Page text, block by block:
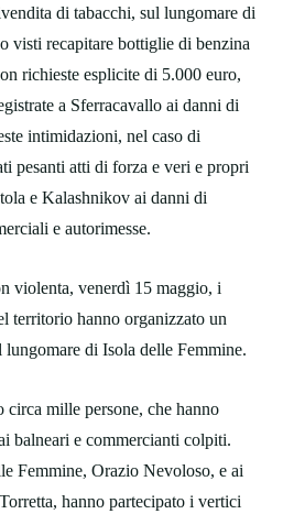
di tabacchi, sul lungomare di
visti recapitare bottiglie di benzina
richieste esplicite di 5.000 euro,
a Sferracavallo ai danni di
intimidazioni, nel caso di
pesanti atti di forza e veri e propri
e Kalashnikov ai danni di
e autorimesse.
violenta, venerdì 15 maggio, i
territorio hanno organizzato un
lungomare di Isola delle Femmine.
circa mille persone, che hanno
balneari e commercianti colpiti.
Femmine, Orazio Nevoloso, e ai
hanno partecipato i vertici